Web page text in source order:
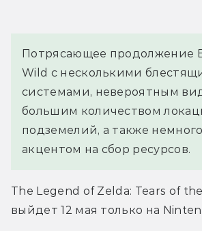
Потрясающее продолжение
Wild с несколькими
системами, невероятным
большим количеством
подземелий, а также
акцентом на сбор ресурсов.
The Legend of Zelda: Tears of
выйдет 12 мая только на